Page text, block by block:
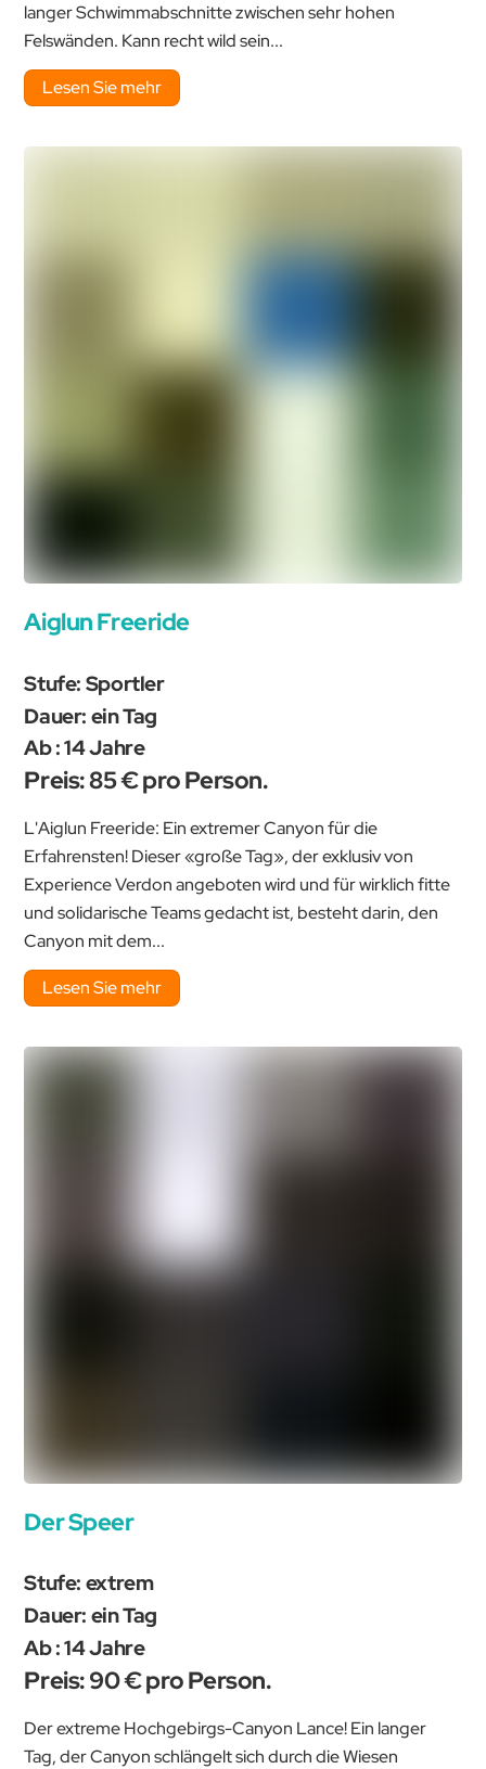
langer Schwimmabschnitte zwischen sehr hohen
Felswänden. Kann recht wild sein...
Lesen Sie mehr
Aiglun Freeride
Stufe: Sportler
Dauer: ein Tag
Ab : 14 Jahre
Preis: 85 € pro Person.
L'Aiglun Freeride: Ein extremer Canyon für die
Erfahrensten! Dieser «große Tag», der exklusiv von
Experience Verdon angeboten wird und für wirklich fitte
und solidarische Teams gedacht ist, besteht darin, den
Canyon mit dem...
Lesen Sie mehr
Der Speer
Stufe: extrem
Dauer: ein Tag
Ab : 14 Jahre
Preis: 90 € pro Person.
Der extreme Hochgebirgs-Canyon Lance! Ein langer
Tag, der Canyon schlängelt sich durch die Wiesen